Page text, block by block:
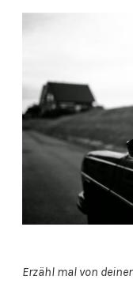
Erzähl mal von